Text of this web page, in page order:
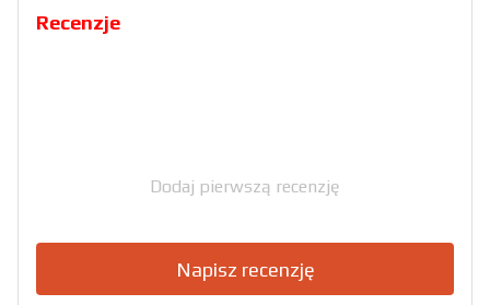
Recenzje
Dodaj pierwszą recenzję
Napisz recenzję